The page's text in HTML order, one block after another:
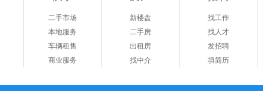
二手市场
本地服务
车辆租售
商业服务
新楼盘
二手房
出租房
找中介
找工作
找人才
发招聘
填简历